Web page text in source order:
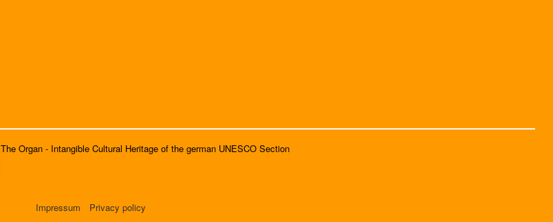
The Organ - Intangible Cultural Heritage of the german UNESCO Section
Impressum Privacy policy